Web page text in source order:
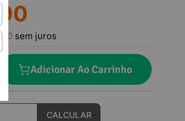
90
,90 sem juros
Adicionar Ao Carrinho